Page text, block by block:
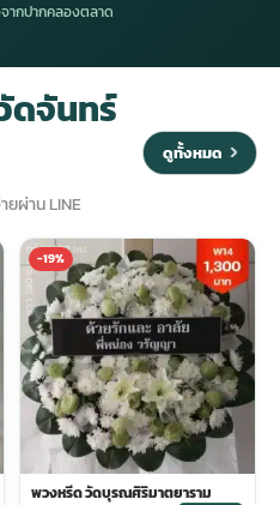
ากปากคลองตลาด
ดจันทร์
ผ่าน LINE
ดูทั้งหมด
-19%
พวงหรีด วัดบุรณศิริมาตยาราม